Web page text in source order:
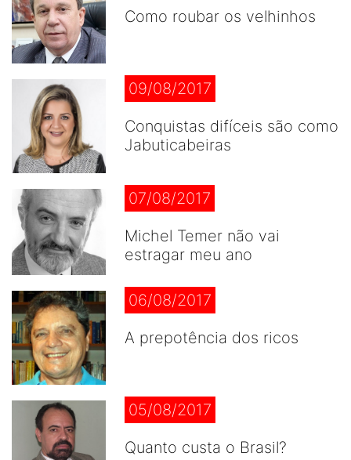
Como roubar os velhinhos
09/08/2017
Conquistas difíceis são como
Jabuticabeiras
07/08/2017
Michel Temer não vai
estragar meu ano
06/08/2017
A prepotência dos ricos
05/08/2017
Quanto custa o Brasil?